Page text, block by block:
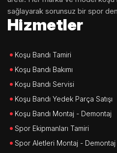
sağlayarak sorunsuz bir spor
Hizmetler
Koşu Bandı Tamiri
Koşu Bandı Bakımı
Koşu Bandı Servisi
Koşu Bandı Yedek Parça Satışı
Koşu Bandı Montaj - Demontaj
Spor Ekipmanları Tamiri
Spor Aletleri Montaj - Demontaj